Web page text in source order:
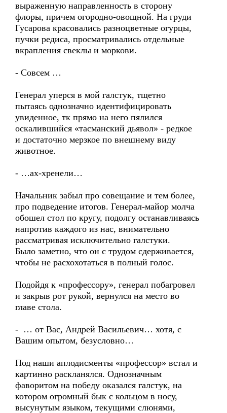
выраженную направленность в сторону
флоры, причем огородно-овощной. На груди
Гусарова красовались разноцветные огурцы,
пучки редиса, просматривались отдельные
вкрапления свеклы и моркови.
- Совсем …
Генерал уперся в мой галстук, тщетно
пытаясь однозначно идентифицировать
увиденное, тк прямо на него пялился
оскалившийся «тасманский дьявол» - редкое
и достаточно мерзкое по внешнему виду
животное.
- …ах-хренели…
Начальник забыл про совещание и тем более,
про подведение итогов. Генерал-майор молча
обошел стол по кругу, подолгу останавливаясь
напротив каждого из нас, внимательно
рассматривая исключительно галстуки.
Было заметно, что он с трудом сдерживается,
чтобы не расхохотаться в полный голос.
Подойдя к «профессору», генерал побагровел
и закрыв рот рукой, вернулся на место во
главе стола.
- … от Вас, Андрей Васильевич… хотя, с
Вашим опытом, безусловно…
Под наши аплодисменты «профессор» встал и
картинно раскланялся. Однозначным
фаворитом на победу оказался галстук, на
котором огромный бык с кольцом в носу,
высунутым языком, текущими слюнями,